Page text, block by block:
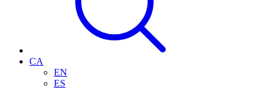
CA
EN
ES